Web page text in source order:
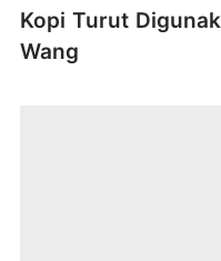
Kopi Turut
Wang